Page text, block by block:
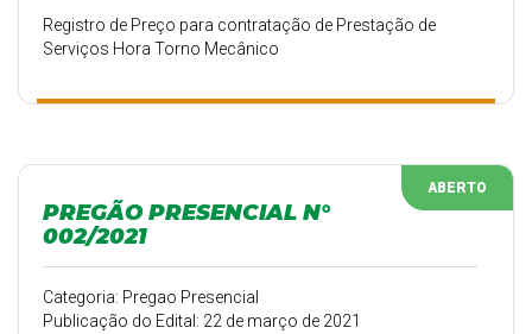
Registro de Preço para contratação de Prestação de
Serviços Hora Torno Mecânico
ABERTO
PREGÃO PRESENCIAL N°
002/2021
Categoria: Pregao Presencial
Publicação do Edital: 22 de março de 2021